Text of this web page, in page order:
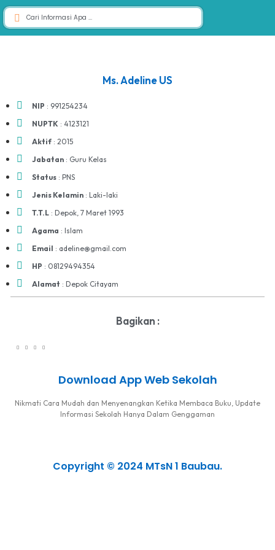
Ms. Adeline US
NIP : 991254234
NUPTK : 4123121
Aktif : 2015
Jabatan : Guru Kelas
Status : PNS
Jenis Kelamin : Laki-laki
T.T.L : Depok, 7 Maret 1993
Agama : Islam
Email : adeline@gmail.com
HP : 08129494354
Alamat : Depok Citayam
Bagikan :
Download App Web Sekolah
Nikmati Cara Mudah dan Menyenangkan Ketika Membaca Buku, Update
Informasi Sekolah Hanya Dalam Genggaman
Copyright © 2024 MTsN 1 Baubau.